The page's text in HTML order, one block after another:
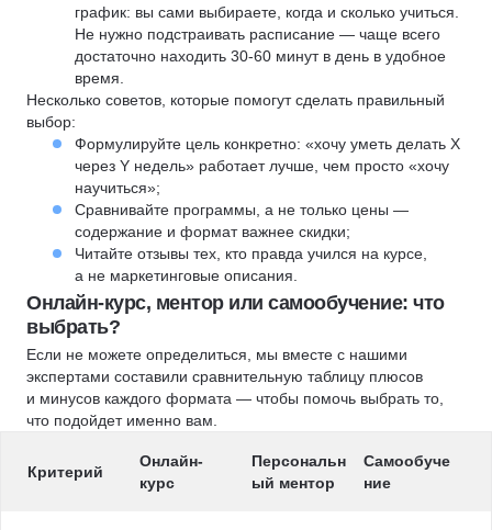
график: вы сами выбираете, когда и сколько учиться.
Не нужно подстраивать расписание — чаще всего
достаточно находить 30-60 минут в день в удобное
время.
Несколько советов, которые помогут сделать правильный
выбор:
Формулируйте цель конкретно: «хочу уметь делать X
через Y недель» работает лучше, чем просто «хочу
научиться»;
Сравнивайте программы, а не только цены —
содержание и формат важнее скидки;
Читайте отзывы тех, кто правда учился на курсе,
а не маркетинговые описания.
Онлайн-курс, ментор или самообучение: что
выбрать?
Если не можете определиться, мы вместе с нашими
экспертами составили сравнительную таблицу плюсов
и минусов каждого формата — чтобы помочь выбрать то,
что подойдет именно вам.
Критерий
Онлайн-
курс
Персональн
ый ментор
Самообуче
ние